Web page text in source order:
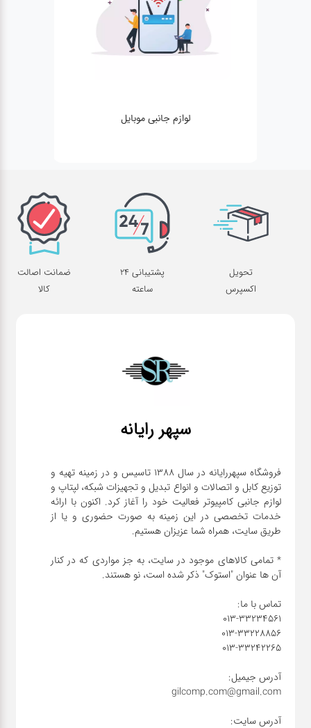
لوازم جانبی موبایل
تحویل
اکسپرس
پشتیبانی 24
ساعته
ضمانت اصالت
کالا
سپهر رایانه
فروشگاه سپهررایانه در سال 1388 تاسیس و در زمینه تهیه و
توزیع کابل و اتصالات و انواع تبدیل و تجهیزات شبکه، لپتاپ و
لوازم جانبی کامپیوتر فعالیت خود را آغاز کرد. اکنون با ارائه
خدمات تخصصی در این زمینه به صورت حضوری و یا از
* تمامی کالاهای موجود در سایت، به جز مواردی که در کنار